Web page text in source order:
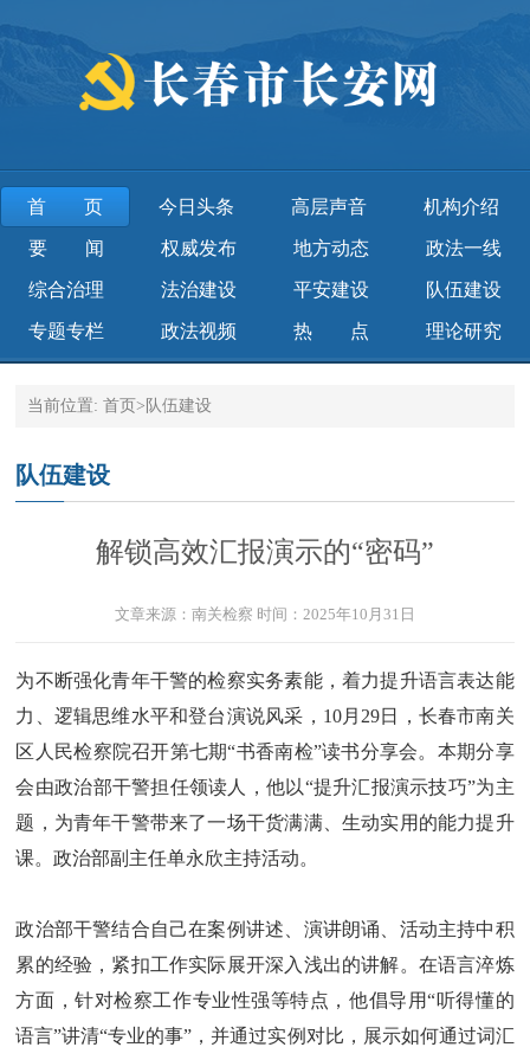
首页 今日头条 高层声音 机构介绍
要 闻 权威发布 地方动态 政法一线
综合治理 法治建设 平安建设 队伍建设
专题专栏 政法视频 热 点 理论研究
当前位置:首页> 队伍建设
队伍建设
解锁高效汇报演示的“密码”
文章来源： 南关检察 时间： 2025年10月31日
为不断强化青年干警的检察实务素能，着力提升语言表达能
力、逻辑思维水平和登台演说风采，10月29日，长春市南关
区人民检察院召开第七期“书香南检”读书分享会。本期分享
会由政治部干警担任领读人，他以“提升汇报演示技巧”为主
题，为青年干警带来了一场干货满满、生动实用的能力提升
课。政治部副主任单永欣主持活动。
政治部干警结合自己在案例讲述、演讲朗诵、活动主持中积
累的经验，紧扣工作实际展开深入浅出的讲解。在语言淬炼
方面，针对检察工作专业性强等特点，他倡导用“听得懂的
语言”讲清“专业的事”，并通过实例对比，展示如何通过词汇